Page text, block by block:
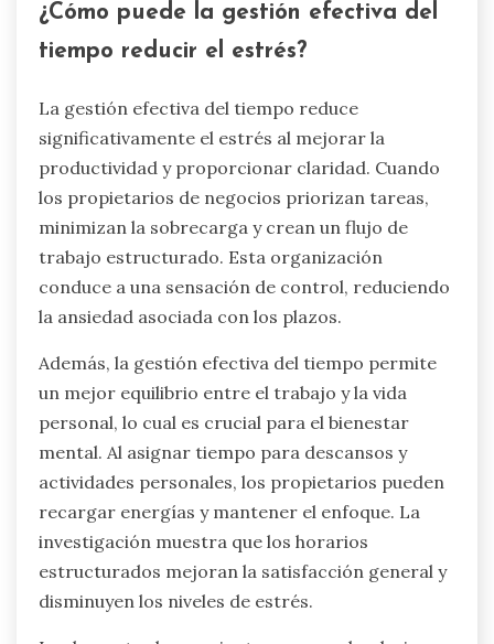
¿Cómo puede la gestión efectiva del
tiempo reducir el estrés?
La gestión efectiva del tiempo reduce
significativamente el estrés al mejorar la
productividad y proporcionar claridad. Cuando
los propietarios de negocios priorizan tareas,
minimizan la sobrecarga y crean un flujo de
trabajo estructurado. Esta organización
conduce a una sensación de control, reduciendo
la ansiedad asociada con los plazos.
Además, la gestión efectiva del tiempo permite
un mejor equilibrio entre el trabajo y la vida
personal, lo cual es crucial para el bienestar
mental. Al asignar tiempo para descansos y
actividades personales, los propietarios pueden
recargar energías y mantener el enfoque. La
investigación muestra que los horarios
estructurados mejoran la satisfacción general y
disminuyen los niveles de estrés.